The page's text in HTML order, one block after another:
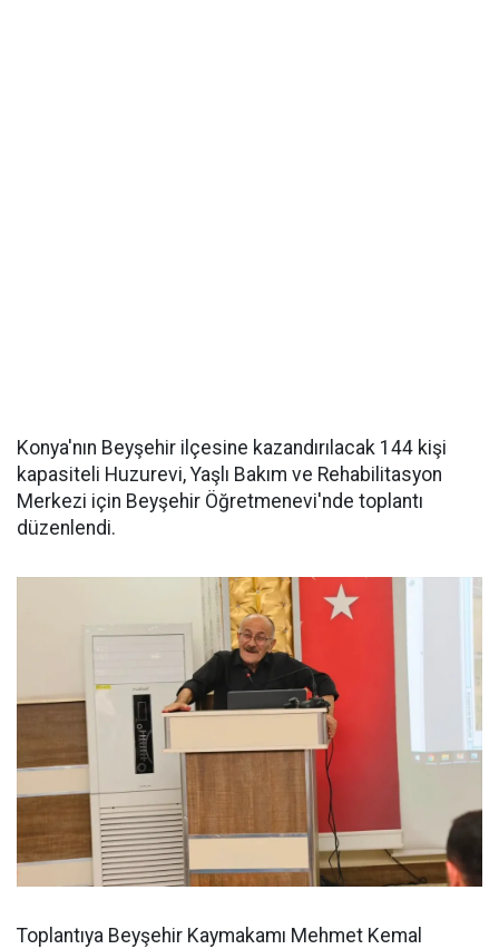
Konya'nın Beyşehir ilçesine kazandırılacak 144 kişi
kapasiteli Huzurevi, Yaşlı Bakım ve Rehabilitasyon
Merkezi için Beyşehir Öğretmenevi'nde toplantı
düzenlendi.
Toplantıya Beyşehir Kaymakamı Mehmet Kemal